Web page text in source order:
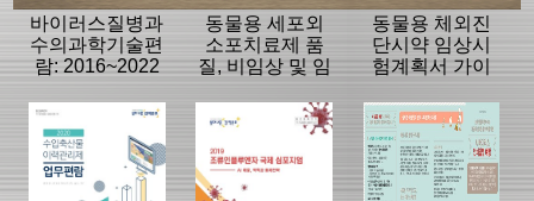
바이러스질병과
수의과학기술편
람: 2016~2022
동물용 세포외
소포치료제 품
질, 비임상 및 임
라인
동물용 체외진
단시약 임상시
험계획서 가이